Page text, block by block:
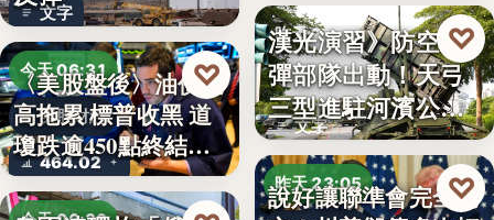
文字
今天 06:31
美股財經
464.02
〈美股盤後〉油價走
高拖累 標普收黑 道
瓊跌逾450點終結…
♡
昨天 23:13
軍事演習
文字
漢光演習》防空飛
彈部隊出動！天弓
三型進駐河濱公
園 實地探…
♡
昨天 23:05
說好讓聯準會完全獨
♡